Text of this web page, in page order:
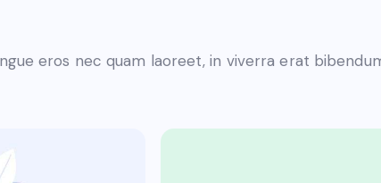
eros nec quam laoreet, in viverra erat